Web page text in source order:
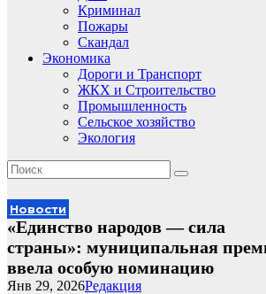
Криминал
Пожары
Скандал
Экономика
Дороги и Транспорт
ЖКХ и Строительство
Промышленность
Сельское хозяйство
Экология
Новости
«Единство народов — сила
страны»: муниципальная
ввела особую номинацию
Редакция
Янв 29, 2026